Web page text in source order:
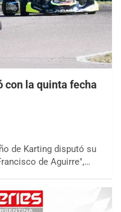
con la quinta fecha
de Karting disputó su
de Aguirre",…